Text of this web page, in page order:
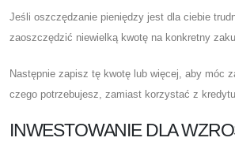
Jeśli oszczędzanie pieniędzy jest dla ciebie
zaoszczędzić niewielką kwotę na konkretny
Następnie zapisz tę kwotę lub więcej, aby móc
czego potrzebujesz, zamiast korzystać z kredytu.
INWESTOWANIE DLA